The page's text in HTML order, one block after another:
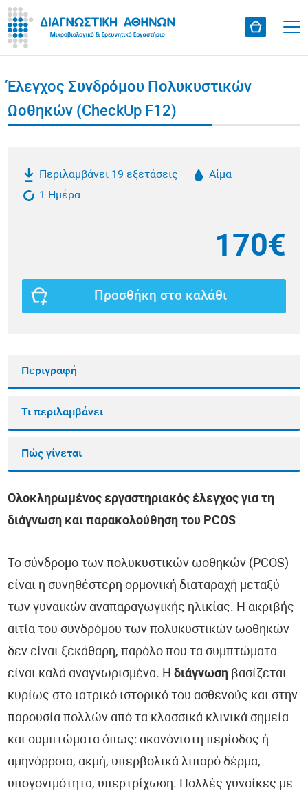
Έλεγχος Συνδρόμου Πολυκυστικών
Ωοθηκών (CheckUp F12)
Περιλαμβάνει 19 εξετάσεις
Αίμα
1 Ημέρα
170€
Προσθήκη στο καλάθι
Περιγραφή
Τι περιλαμβάνει
Πώς γίνεται
Ολοκληρωμένος εργαστηριακός έλεγχος για τη
διάγνωση και παρακολούθηση του PCOS
Το σύνδρομο των πολυκυστικών ωοθηκών (PCOS)
είναι η συνηθέστερη ορμονική διαταραχή μεταξύ
των γυναικών αναπαραγωγικής ηλικίας. Η ακριβής
αιτία του συνδρόμου των πολυκυστικών ωοθηκών
δεν είναι ξεκάθαρη, παρόλο που τα συμπτώματα
είναι καλά αναγνωρισμένα. Ηδιάγνωση βασίζεται
κυρίως στο ιατρικό ιστορικό του ασθενούς και στην
παρουσία πολλών από τα κλασσικά κλινικά σημεία
και συμπτώματα όπως: ακανόνιστη περίοδος ή
αμηνόρροια, ακμή, υπερβολικά λιπαρό δέρμα,
υπογονιμότητα, υπερτρίχωση. Πολλές γυναίκες με